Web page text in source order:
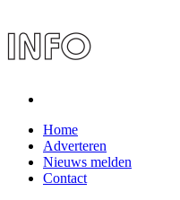
Home
Adverteren
Nieuws melden
Contact